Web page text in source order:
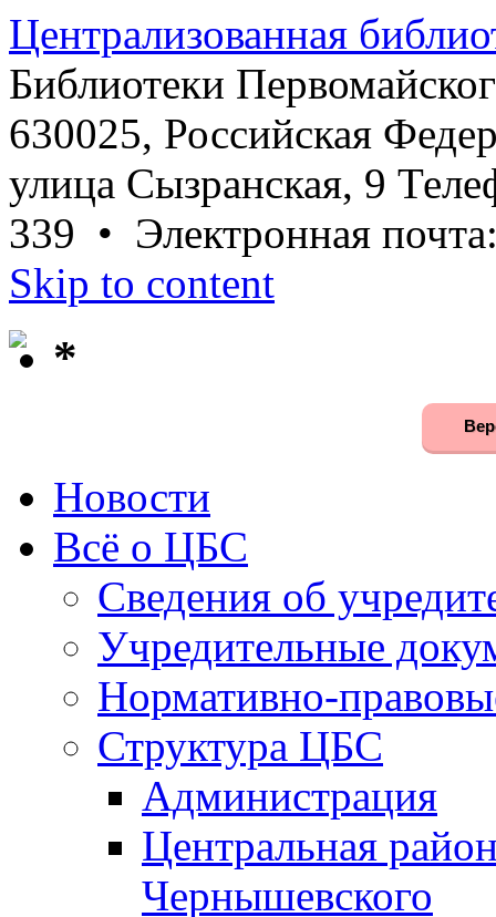
Централизованная
Библиотеки
630025, Российская
улица Сызранская, 9
339 • Электронная
Skip to content
*
Новости
Всё о ЦБС
Сведения об
Учредительные
Нормативно-
Структура ЦБС
Администрация
Центральная
Чернышевского